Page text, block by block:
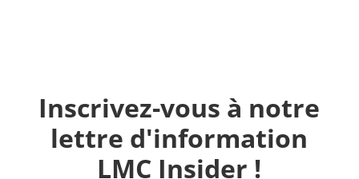
Inscrivez-vous à notre
lettre d'information
LMC Insider !